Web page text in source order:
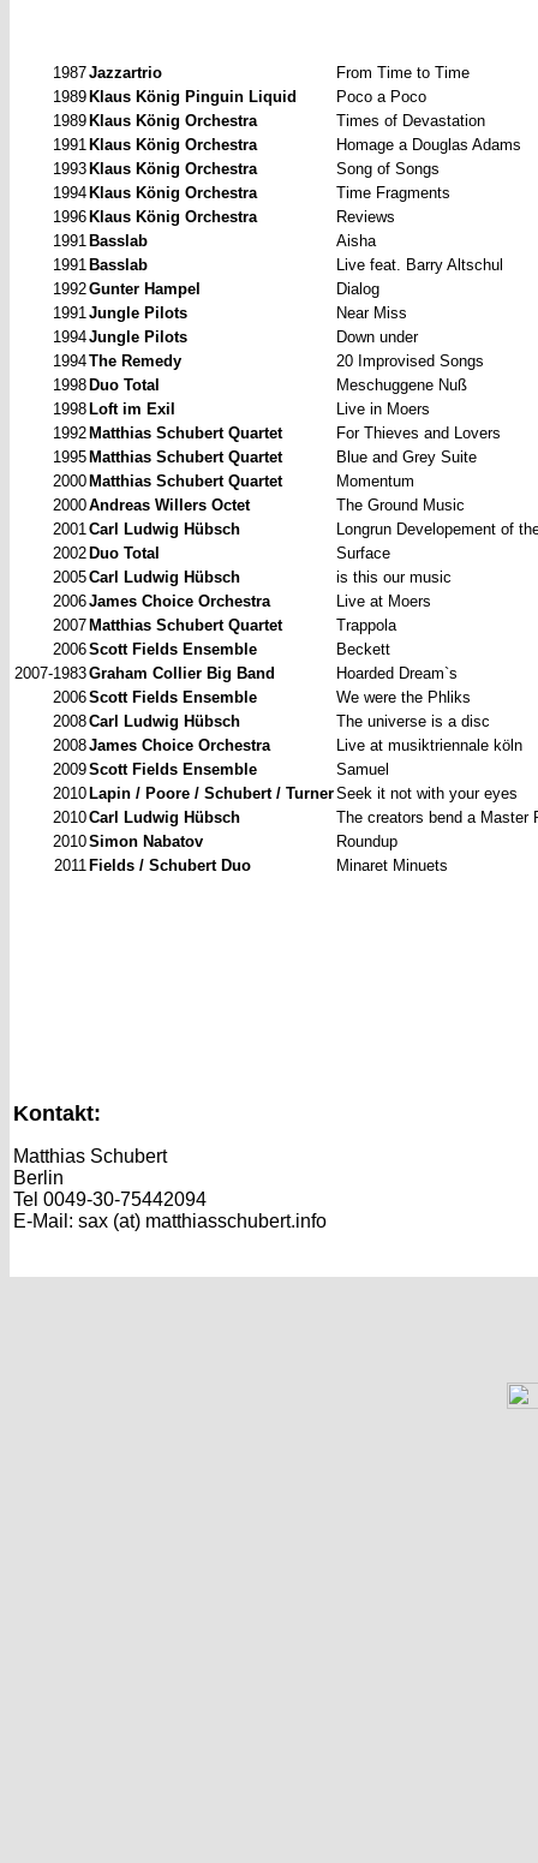
1987Jazzartrio
From Time to Time
1989 Klaus König Pinguin Liquid
Poco a Poco
1989 Klaus König Orchestra
Times of Devastation
1991 Klaus König Orchestra
Homage a Douglas Adams
1993 Klaus König Orchestra
Song of Songs
1994 Klaus König Orchestra
Time Fragments
1996 Klaus König Orchestra
Reviews
1991 Basslab
Aisha
1991 Basslab
Live feat. Barry Altschul
1992Gunter Hampel
Dialog
1991 Jungle Pilots
Near Miss
1994Jungle Pilots
Down under
1994The Remedy
20 Improvised Songs
1998 Duo Total
Meschuggene Nuß
1998 Loft im Exil
Live in Moers
1992 Matthias Schubert Quartet
For Thieves and Lovers
1995 Matthias Schubert Quartet
Blue and Grey Suite
2000 Matthias Schubert Quartet
Momentum
2000Andreas Willers Octet
The Ground Music
2001 Carl Ludwig Hübsch
Longrun Developement of
2002 Duo Total
Surface
2005Carl Ludwig Hübsch
is this our music
2006James Choice Orchestra
Live at Moers
2007 Matthias Schubert Quartet
Trappola
2006Scott Fields Ensemble
Beckett
2007-1983Graham Collier Big Band
Hoarded Dream`s
2006Scott Fields Ensemble
We were the Phliks
2008Carl Ludwig Hübsch
The universe is a disc
2008James Choice Orchestra
Live at musiktriennale köln
2009Scott Fields Ensemble
Samuel
2010 Lapin / Poore / Schubert / TurnerSeek it not with your eyes
2010Carl Ludwig Hübsch
The creators bend a Master
2010Simon Nabatov
Roundup
2011 Fields / Schubert Duo Minaret Minuets
Kontakt:
Matthias Schubert
Berlin
Tel 0049-30-75442094
E-Mail: sax (at) matthiasschubert.info